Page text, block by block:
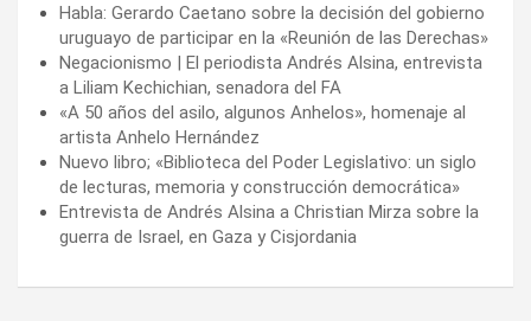
Habla: Gerardo Caetano sobre la decisión del gobierno
uruguayo de participar en la «Reunión de las Derechas»
Negacionismo | El periodista Andrés Alsina, entrevista
a Liliam Kechichian, senadora del FA
«A 50 años del asilo, algunos Anhelos», homenaje al
artista Anhelo Hernández
Nuevo libro; «Biblioteca del Poder Legislativo: un siglo
de lecturas, memoria y construcción democrática»
Entrevista de Andrés Alsina a Christian Mirza sobre la
guerra de Israel, en Gaza y Cisjordania